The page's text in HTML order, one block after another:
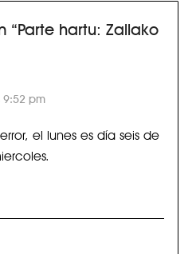
“ Parte hartu: Zallako
9:52 pm
el lunes es día seis de